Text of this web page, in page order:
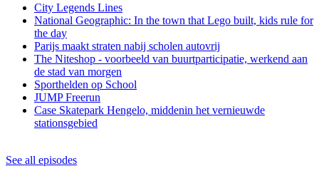
City Legends Lines
National Geographic: In the town that Lego built, kids rule for
the day
Parijs maakt straten nabij scholen autovrij
The Niteshop - voorbeeld van buurtparticipatie, werkend aan
de stad van morgen
Sporthelden op School
JUMP Freerun
Case Skatepark Hengelo, middenin het vernieuwde
stationsgebied
See all episodes